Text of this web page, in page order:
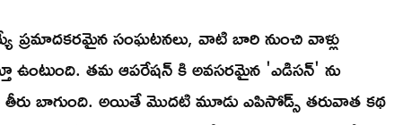
ప్రమాదకరమైన సంఘటనలు, వాటి బారి నుంచి వాళ్లు
ఉంటుంది. తమ ఆపరేషన్ కి అవసరమైన 'ఎడిసన్' ను
తీరు బాగుంది. అయితే మొదటి మూడు ఎపిసోడ్స్ తరువాత కథ